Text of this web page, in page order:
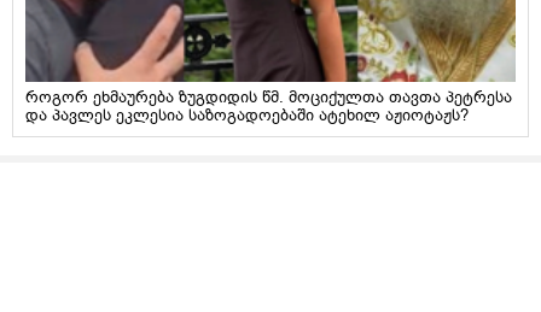
როგორ ეხმაურება ზუგდიდის წმ. მოციქულთა თავთა პეტრესა
და პავლეს ეკლესია საზოგადოებაში ატეხილ აჟიოტაჟს?